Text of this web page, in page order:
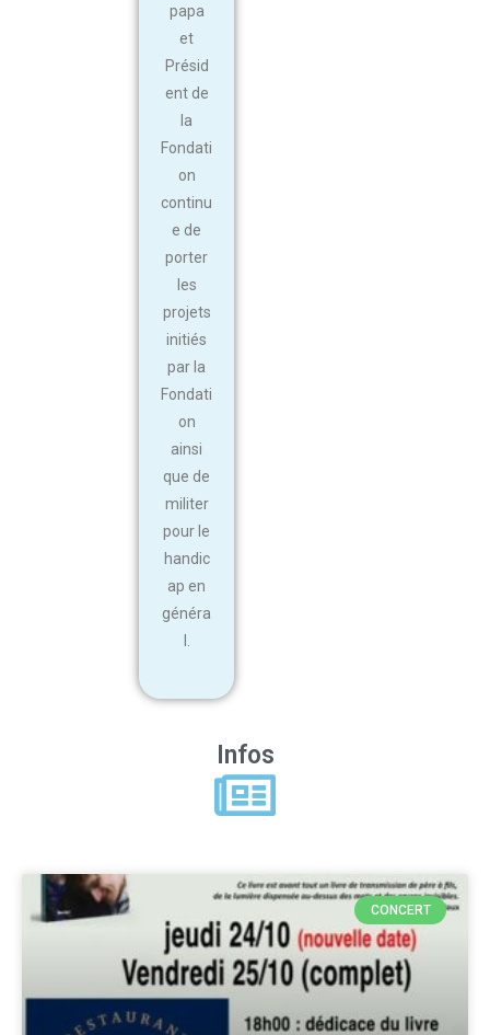
papa
et
Présid
ent de
la
Fondati
on
continu
e de
porter
les
projets
initiés
par la
Fondati
on
ainsi
que de
militer
pour le
handic
ap en
généra
Infos
CONCERT